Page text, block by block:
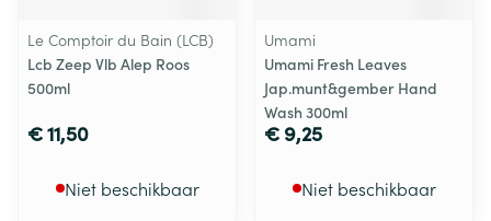
Le Comptoir du Bain (LCB)
Lcb Zeep Vlb Alep Roos
500ml
€ 11,50
Niet beschikbaar
Umami
Umami Fresh Leaves
Jap.munt&gember Hand
Wash 300ml
€ 9,25
Niet beschikbaar